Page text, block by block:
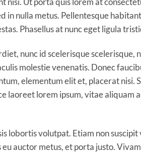
in nulla metus. Pellentesque
Phasellus at nunc eget ligula
nunc id scelerisque
molestie venenatis. Donec
elementum elit et, placerat nisi.
laoreet lorem ipsum, vitae aliquam
lobortis volutpat. Etiam non
auctor metus, et porta justo.